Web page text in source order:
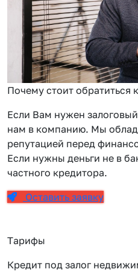
Почему стоит обратиться
Если Вам нужен
нам в компанию. Мы
репутацией перед
Если нужны деньги не в
частного кредитора.
Оставить заявку
Тарифы
Кредит под залог